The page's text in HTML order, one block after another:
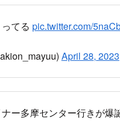
てる pic.twitter.com/
April 28, 2023
ー多摩センター行きが爆